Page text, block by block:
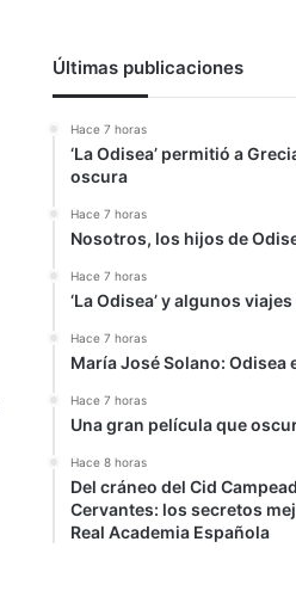
Últimas publicaciones
Hace 7 horas
‘La Odisea’ permitió a
oscura
Hace 7 horas
Nosotros, los hijos de
Hace 7 horas
‘La Odisea’ y algunos
Hace 7 horas
María José Solano: Odisea
Hace 7 horas
Una gran película que
Hace 8 horas
Del cráneo del Cid
Cervantes: los secretos
Real Academia Española